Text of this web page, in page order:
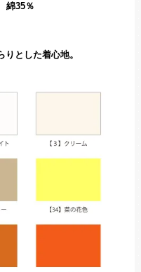
35％
た着心地。